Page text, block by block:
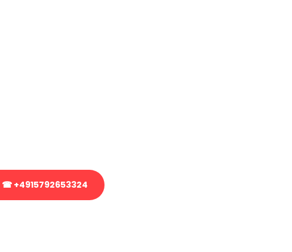
☎ +4915792653324